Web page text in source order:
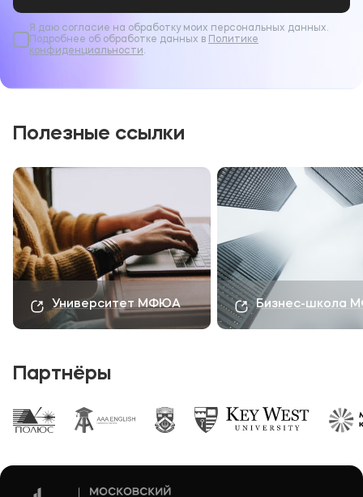
медиапространстве.
В социальных сетях рассказываем о
мероприятиях больше. Подпишитесь на наши
группаВКонтактеиТелеграм.
Я даю согласие на обработку моих персональных данных.
Подробнее об обработке данных в
Политике
конфиденциальности .
Полезные ссылки
Университет МФЮА Бизнес-школа
Партнёры